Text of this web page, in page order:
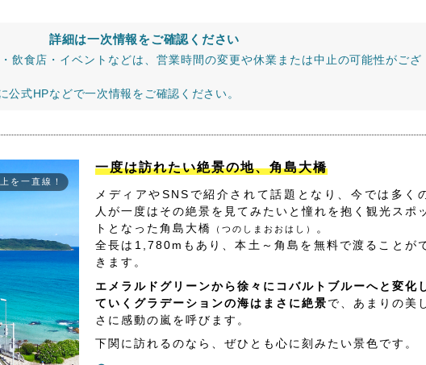
詳細は一次情報をご確認ください
飲食店・イベントなどは、営業時間の変更や休業または中止の可能性がござ
公式HPなどで一次情報をご確認ください。
を一直線！
一度は訪れたい絶景の地、角島大橋
メディアやSNSで紹介されて話題となり、今では多く
人が一度はその絶景を見てみたいと憧れを抱く観光スポ
トとなった角島大橋
（つのしまおおはし） 。
全長は1,780mもあり、本土～角島を無料で渡ることが
きます。
エメラルドグリーンから徐々にコバルトブルーへと変化
ていくグラデーションの海はまさに絶景で、あまりの美
さに感動の嵐を呼びます。
下関に訪れるのなら、ぜひとも心に刻みたい景色です。